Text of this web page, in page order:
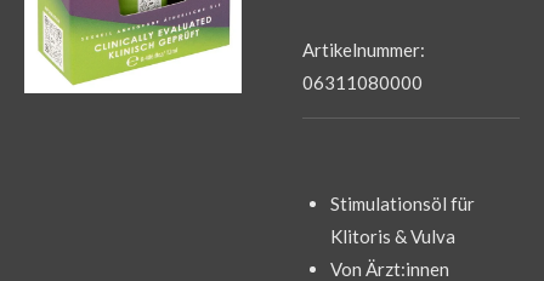
Artikelnummer:
06311080000
Stimulationsöl für
Klitoris & Vulva
Von Ärzt:innen